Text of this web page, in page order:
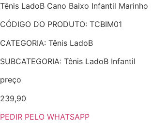
Tênis LadoB Cano Baixo Infantil Marinho
CÓDIGO DO PRODUTO: TCBIM01
CATEGORIA: Tênis LadoB
SUBCATEGORIA: Tênis LadoB Infantil
preço
239,90
PEDIR PELO WHATSAPP